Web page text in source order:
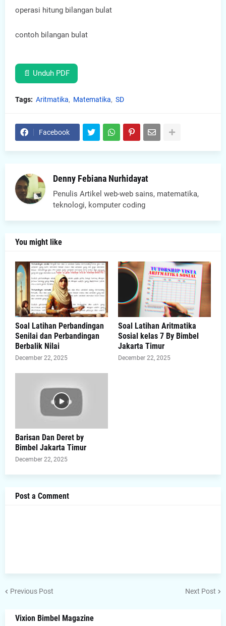
operasi hitung bilangan bulat
contoh bilangan bulat
📄 Unduh PDF
Tags: Aritmatika Matematika SD
Facebook
Denny Febiana Nurhidayat
Penulis Artikel web-web sains, matematika,
teknologi, komputer coding
You might like
Soal Latihan Perbandingan
Senilai dan Perbandingan
Berbalik Nilai
December 22, 2025
Soal Latihan Aritmatika
Sosial kelas 7 By Bimbel
Jakarta Timur
December 22, 2025
Barisan Dan Deret by
Bimbel Jakarta Timur
December 22, 2025
Post a Comment
Previous Post Next Post
Vixion Bimbel Magazine